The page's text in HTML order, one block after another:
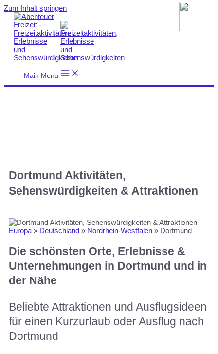
Zum Inhalt springen
Main Menu
Dortmund Aktivitäten,
Sehenswürdigkeiten & Attraktionen
Europa » Deutschland » Nordrhein-Westfalen » Dortmund
Die schönsten Orte, Erlebnisse &
Unternehmungen in Dortmund und in
der Nähe
Beliebte Attraktionen und Ausflugsideen
für einen Kurzurlaub oder Ausflug nach
Dortmund